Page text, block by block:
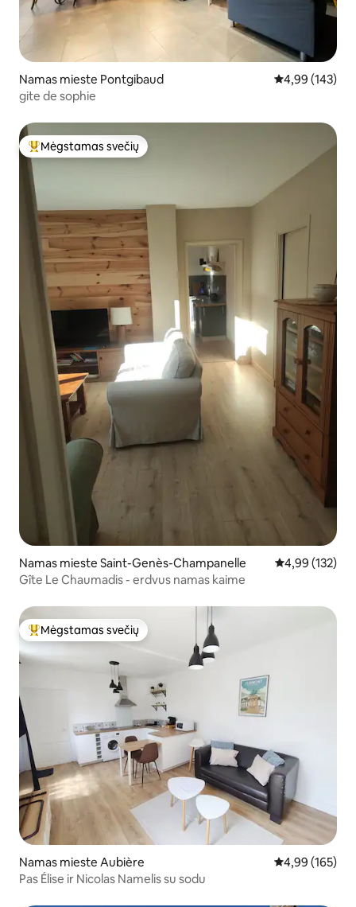
Namas mieste Pontgibaud Vidutinis
4,99 (143)
gite de sophie
Svečių mėgstamiausias
Mėgstamas svečių
Namas mieste Saint-Genès-Champanelle Vidutinis
4,99 (132)
Gîte Le Chaumadis - erdvus namas kaime
Svečių mėgstamiausias
Mėgstamas svečių
Namas mieste Aubière Vidutinis
4,99 (165)
Pas Élise ir Nicolas Namelis su sodu